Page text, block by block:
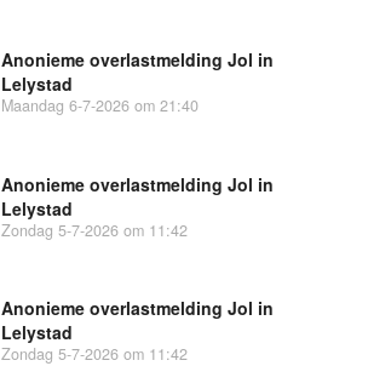
Anonieme overlastmelding Jol in
Lelystad
Maandag 6-7-2026 om 21:40
Anonieme overlastmelding Jol in
Lelystad
Zondag 5-7-2026 om 11:42
Anonieme overlastmelding Jol in
Lelystad
Zondag 5-7-2026 om 11:42